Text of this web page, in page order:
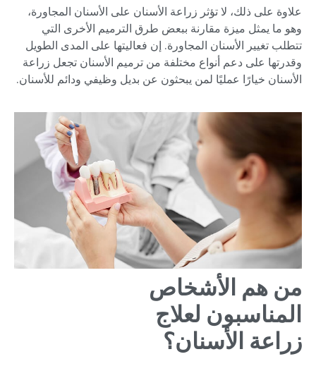
علاوة على ذلك، لا تؤثر زراعة الأسنان على الأسنان المجاورة،
وهو ما يمثل ميزة مقارنة ببعض طرق الترميم الأخرى التي
تتطلب تغيير الأسنان المجاورة. إن فعاليتها على المدى الطويل
وقدرتها على دعم أنواع مختلفة من ترميم الأسنان تجعل زراعة
الأسنان خيارًا عمليًا لمن يبحثون عن بديل وظيفي ودائم للأسنان.
من هم الأشخاص
المناسبون لعلاج
زراعة الأسنان؟